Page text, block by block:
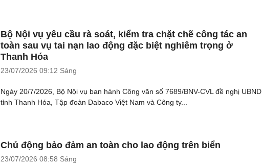
Bộ Nội vụ yêu cầu rà soát, kiểm tra chặt chẽ công tác an
toàn sau vụ tai nạn lao động đặc biệt nghiêm trọng ở
Thanh Hóa
23/07/2026 09:12 Sáng
Ngày 20/7/2026, Bộ Nội vụ ban hành Công văn số 7689/BNV-CVL đề nghị UBND
tỉnh Thanh Hóa, Tập đoàn Dabaco Việt Nam và Công ty...
Chủ động bảo đảm an toàn cho lao động trên biển
23/07/2026 08:58 Sáng